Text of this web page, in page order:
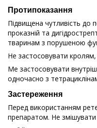
Протипоказання
Підвищена чутливість до
проказній та
тваринам з порушеною
Не застосовувати
Me застосовувати
одночасно з
Застереження
Перед використанням
препаратом. Не